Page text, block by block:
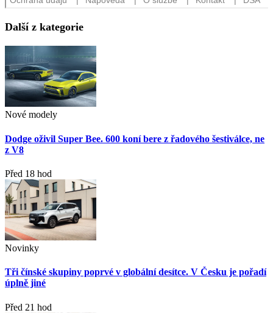
Další z kategorie
Nové modely
Dodge oživil Super Bee. 600 koní bere z řadového šestiválce, ne
z V8
Před 18 hod
Novinky
Tři čínské skupiny poprvé v globální desítce. V Česku je pořadí
úplně jiné
Před 21 hod